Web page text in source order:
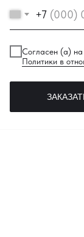
+7
Согласен (а) на
Политики в